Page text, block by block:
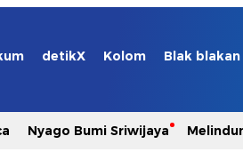
detikX Kolom Blak blakan
Nyago Bumi Sriwijaya